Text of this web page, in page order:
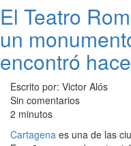
El Teatro
un
encontró
Escrito por: Victor Alós
Sin comentarios
2 minutos
Cartagena es una de las